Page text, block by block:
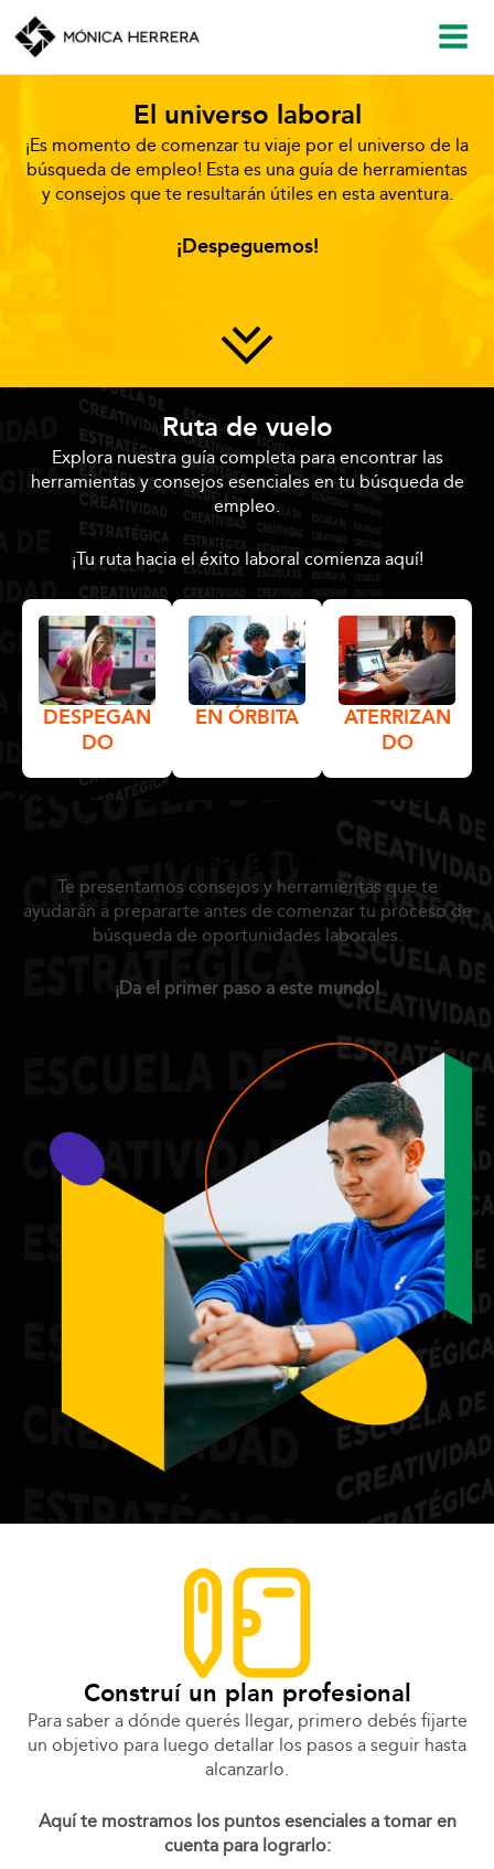
contenido
Main
El universo laboral
¡Es momento de comenzar tu viaje por el universo de la
búsqueda de empleo! Esta es una guía de herramientas
y consejos que te resultarán útiles en esta aventura.
¡Despeguemos!
Ruta de vuelo
Explora nuestra guía completa para encontrar las
herramientas y consejos esenciales en tu búsqueda de
empleo.
¡Tu ruta hacia el éxito laboral comienza aquí!
DESPEGAN
DO
EN ÓRBITA
ATERRIZAN
DO
ATERRIZANDO
Te presentamos consejos y herramientas que te
ayudarán a prepararte antes de comenzar tu proceso de
búsqueda de oportunidades laborales.
¡Da el primer paso a este mundo!
Construí un plan profesional
Para saber a dónde querés llegar, primero debés fijarte
un objetivo para luego detallar los pasos a seguir hasta
alcanzarlo.
Aquí te mostramos los puntos esenciales a tomar en
cuenta para lograrlo: